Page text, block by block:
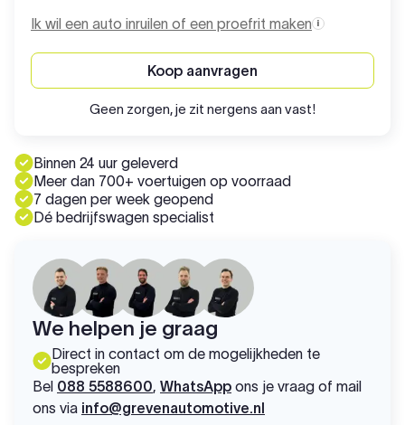
Ik wil een auto inruilen of een proefrit maken
Koop aanvragen
Geen zorgen, je zit nergens aan vast!
Binnen 24 uur geleverd
Meer dan 700+ voertuigen op voorraad
7 dagen per week geopend
Dé bedrijfswagen specialist
We helpen je graag
Direct in contact om de mogelijkheden te
bespreken
Bel 088 5588600, WhatsApp ons je vraag of mail
ons via info@grevenautomotive.nl